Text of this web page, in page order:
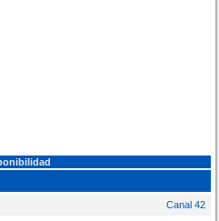
Canal 42